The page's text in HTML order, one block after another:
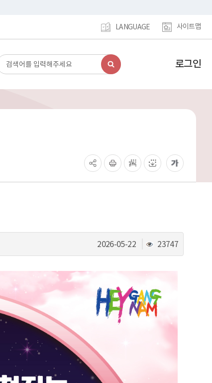
LANGUAGE 사이트맵
검
색
동
로그인
2026-05-22
조
회
23747